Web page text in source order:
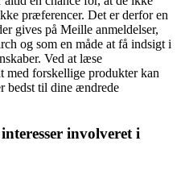
præferencer. Det er derfor en
gives på Meille anmeldelser,
og som en måde at få indsigt i
Ved at læse
med forskellige produkter kan
bedst til dine ændrede
involveret i